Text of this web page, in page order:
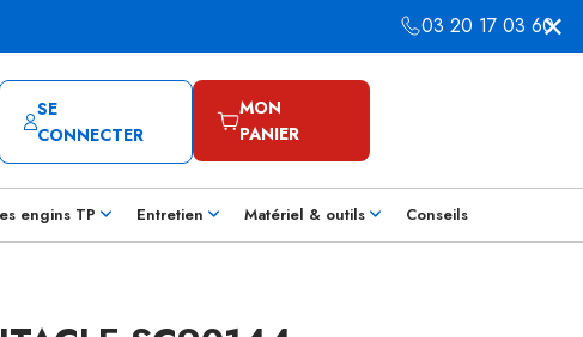
03 20 17 03 60
SE
CONNECTER
MON
PANIER
engins TP Entretien Matériel & outils Conseils